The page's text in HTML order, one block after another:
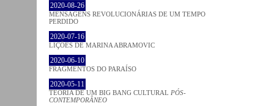
2020-08-26
MENSAGENS REVOLUCIONÁRIAS DE UM TEMPO
PERDIDO
2020-07-16
LIÇÕES DE MARINA ABRAMOVIC
2020-06-10
FRAGMENTOS DO PARAÍSO
2020-05-11
TEORIA DE UM BIG BANG CULTURAL PÓS-
CONTEMPORÂNEO